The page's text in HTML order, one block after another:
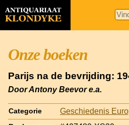
Onze boeken
Parijs na de bevrijding:
Door Antony Beevor e.a.
Categorie Geschiedenis